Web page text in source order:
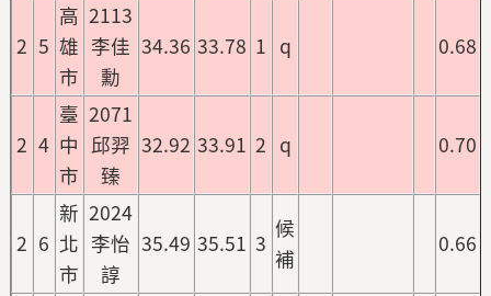
2 5
高
雄
市
2113
李佳
勳
34.36 33.78 1 q 0.68
2 4
臺
中
市
2071
邱羿
臻
32.92 33.91 2 q 0.70
2 6
新
北
市
2024
李怡
諄
35.49 35.51 3
候
補
0.66